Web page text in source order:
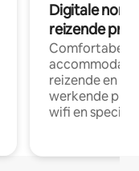
Digitale
reizende
Comfortabele
reizende en
werkende
wifi en